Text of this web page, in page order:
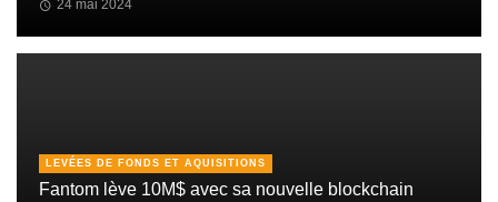
24 mai 2024
LEVÉES DE FONDS ET AQUISITIONS
Fantom lève 10M$ avec sa nouvelle blockchain